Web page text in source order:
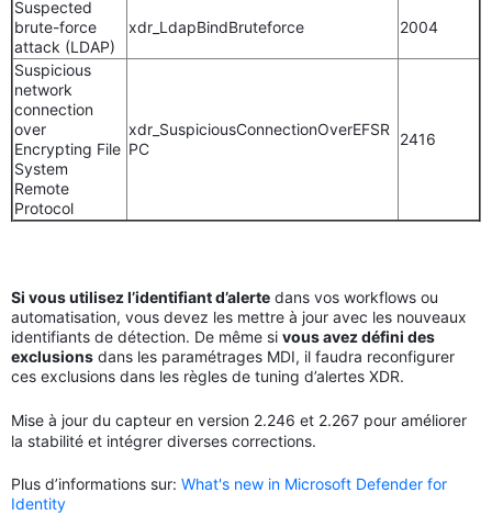
Suspected
brute-force
attack (LDAP)
xdr_LdapBindBruteforce 2004
Suspicious
network
connection
over
Encrypting File
System
Remote
Protocol
xdr_SuspiciousConnectionOverEFSR
PC
2416
Si vous utilisez l’identifiant d’alerte dans vos workflows ou
automatisation, vous devez les mettre à jour avec les nouveaux
identifiants de détection. De même si vous avez défini des
exclusions dans les paramétrages MDI, il faudra reconfigurer
ces exclusions dans les règles de tuning d’alertes XDR.
Mise à jour du capteur en version 2.246 et 2.267 pour améliorer
la stabilité et intégrer diverses corrections.
Plus d’informations sur: What's new in Microsoft Defender for
Identity